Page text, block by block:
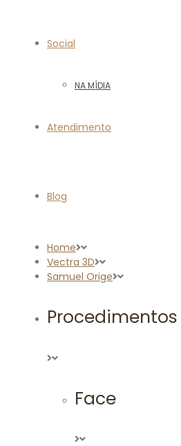
Social
NA MÍDIA
Atendimento
Blog
Home
Vectra 3D
Samuel Orige
Procedimentos
Face